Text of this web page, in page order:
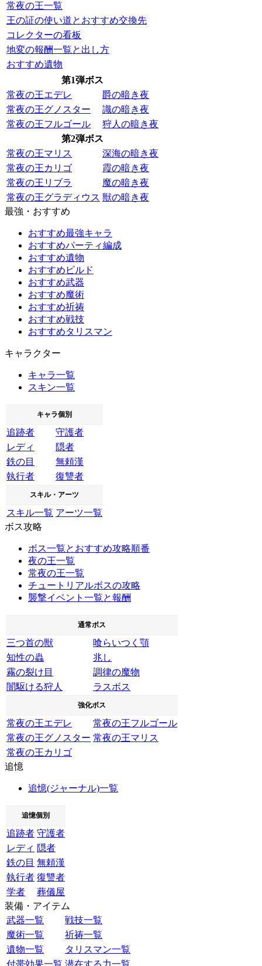
常夜の王一覧
王の証の使い道とおすすめ交換先
コレクターの看板
地変の報酬一覧と出し方
おすすめ遺物
第1弾ボス
常夜の王エデレ
爵の暗き夜
常夜の王グノスター
識の暗き夜
常夜の王フルゴール
狩人の暗き夜
第2弾ボス
常夜の王マリス
深海の暗き夜
常夜の王カリゴ
霞の暗き夜
常夜の王リブラ
魔の暗き夜
常夜の王グラディウス 獣の暗き夜
最強・おすすめ
おすすめ最強キャラ
おすすめパーティ編成
おすすめ遺物
おすすめビルド
おすすめ武器
おすすめ魔術
おすすめ祈祷
おすすめ戦技
おすすめタリスマン
キャラクター
キャラ一覧
スキン一覧
キャラ個別
追跡者
守護者
レディ
隠者
鉄の目
無頼漢
執行者
復讐者
スキル・アーツ
スキル一覧 アーツ一覧
ボス攻略
ボス一覧とおすすめ攻略順番
夜の王一覧
常夜の王一覧
チュートリアルボスの攻略
襲撃イベント一覧と報酬
通常ボス
三つ首の獣
喰らいつく顎
知性の蟲
兆し
霧の裂け目
調律の魔物
闇駆ける狩人
ラスボス
強化ボス
常夜の王エデレ
常夜の王フルゴール
常夜の王グノスター 常夜の王マリス
常夜の王カリゴ
追憶
追憶(ジャーナル)一覧
追憶個別
追跡者 守護者
レディ 隠者
鉄の目 無頼漢
執行者 復讐者
学者
葬儀屋
装備・アイテム
武器一覧
戦技一覧
魔術一覧
祈祷一覧
遺物一覧
タリスマン一覧
付帯効果一覧 潜在する力一覧